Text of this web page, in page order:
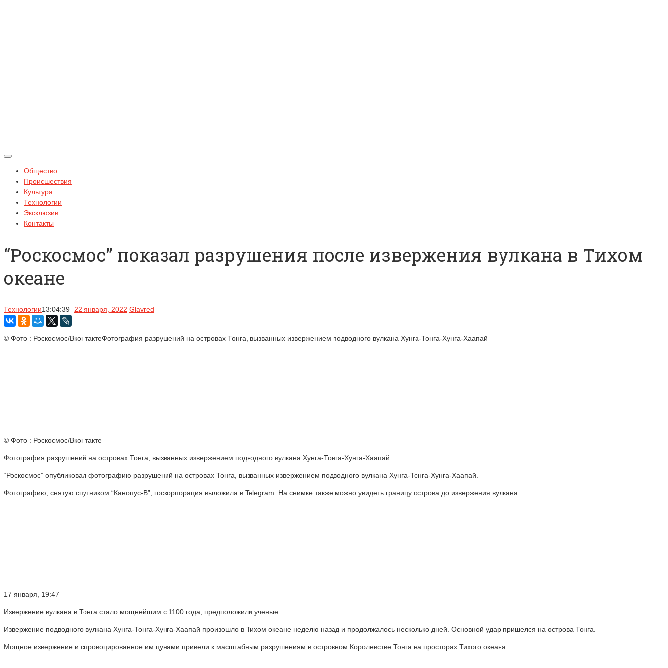
Общество
Происшествия
Культура
Технологии
Эксклюзив
Контакты
“Роскосмос” показал разрушения после извержения вулкана в Тихом
океане
Технологии13:04:39 22 января, 2022 Glavred
© Фото : Роскосмос/ВконтактеФотография разрушений на островах Тонга, вызванных извержением подводного вулкана Хунга-Тонга-Хунга-Хаапай
© Фото : Роскосмос/Вконтакте
Фотография разрушений на островах Тонга, вызванных извержением подводного вулкана Хунга-Тонга-Хунга-Хаапай
“Роскосмос” опубликовал фотографию разрушений на островах Тонга, вызванных извержением подводного вулкана Хунга-Тонга-Хунга-Хаапай.
Фотографию, снятую спутником “Канопус-В”, госкорпорация выложила в Telegram. На снимке также можно увидеть границу острова до извержения вулкана.
17 января, 19:47
Извержение вулкана в Тонга стало мощнейшим с 1100 года, предположили ученые
Извержение подводного вулкана Хунга-Тонга-Хунга-Хаапай произошло в Тихом океане неделю назад и продолжалось несколько дней. Основной удар пришелся на острова Тонга.
Мощное извержение и спровоцированное им цунами привели к масштабным разрушениям в островном Королевстве Тонга на просторах Тихого океана.